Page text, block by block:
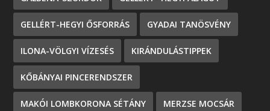
GELLÉRT-HEGYI ŐSFORRÁS GYADAI TANÖSVÉNY
ILONA-VÖLGYI VÍZESÉS KIRÁNDULÁSTIPPEK
KŐBÁNYAI PINCERENDSZER
MAKÓI LOMBKORONA SÉTÁNY MERZSE MOCSÁR